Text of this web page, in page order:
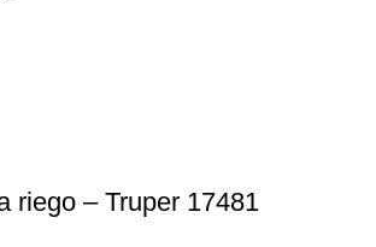
riego – Truper 17481